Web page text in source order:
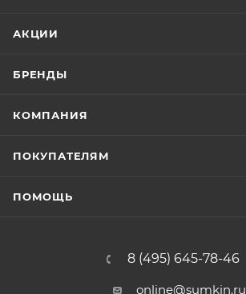
АКЦИИ
БРЕНДЫ
КОМПАНИЯ
ПОКУПАТЕЛЯМ
ПОМОЩЬ
8 (495) 645-78-46
online@sumkin.ru